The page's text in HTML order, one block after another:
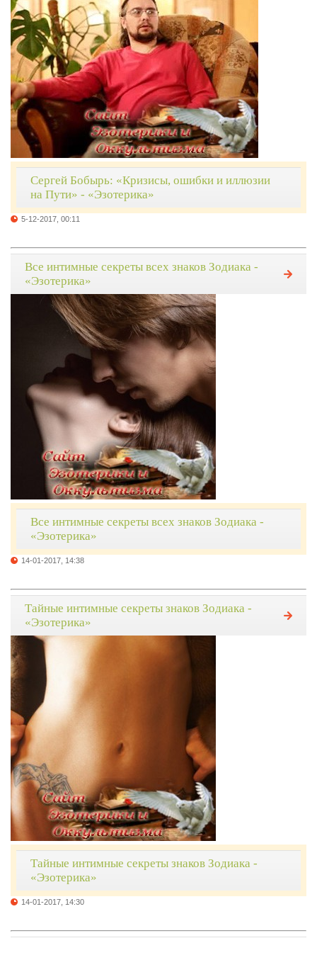
Сергей Бобырь: «Кризисы, ошибки и иллюзии
на Пути» - «Эзотерика»
5-12-2017, 00:11
Все интимные секреты всех знаков Зодиака -
«Эзотерика»
Все интимные секреты всех знаков Зодиака -
«Эзотерика»
14-01-2017, 14:38
Тайные интимные секреты знаков Зодиака -
«Эзотерика»
Тайные интимные секреты знаков Зодиака -
«Эзотерика»
14-01-2017, 14:30